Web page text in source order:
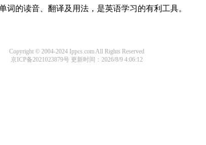
的读音、翻译及用法，是英语学习的有利工具。
Copyright © 2004-2024 Ippcs.com All Rights Reserved
京ICP备2021023879号 更新时间：2026/8/9 4:06:12